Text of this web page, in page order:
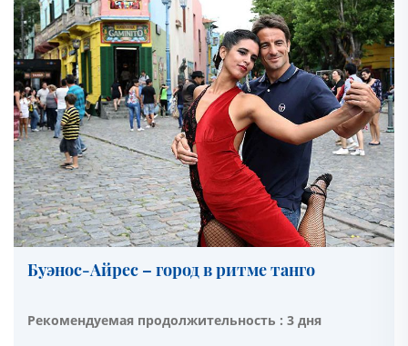
Буэнос-Айрес – город в ритме танго
Рекомендуемая продолжительность : 3 дня